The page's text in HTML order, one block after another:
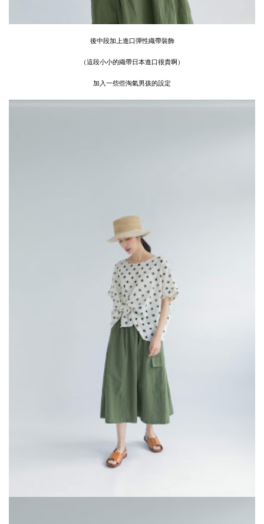
後中段加上進口彈性織帶裝飾
（這段小小的織帶日本進口很貴啊）
加入一些些淘氣男孩的設定